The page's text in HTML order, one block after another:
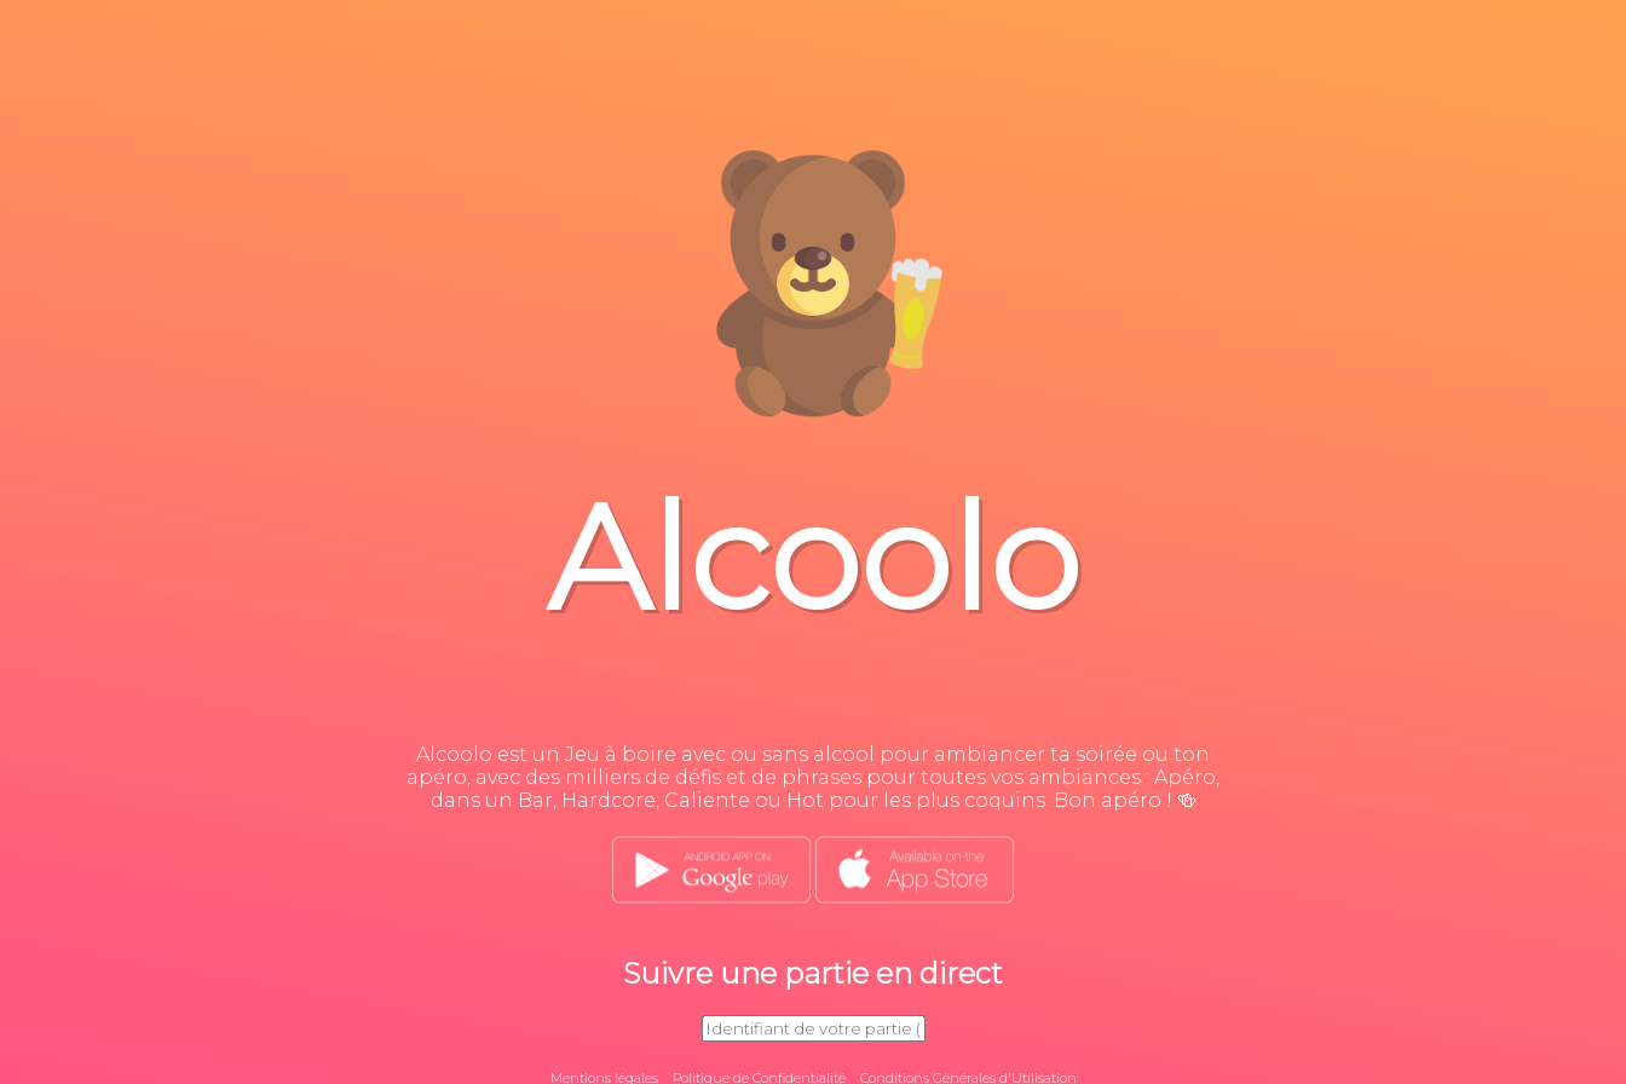
Alcoolo
Alcoolo est un Jeu à boire avec ou sans alcool pour ambiancer ta soirée ou ton
apéro, avec des milliers de défis et de phrases pour toutes vos ambiances : Apéro,
dans un Bar, Hardcore, Caliente ou Hot pour les plus coquins. Bon apéro ! 🍻
Suivre une partie en direct
Mentions légales Politique de Confidentialité Conditions Générales d'Utilisation